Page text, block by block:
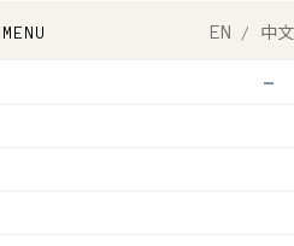
EN / 中文
-